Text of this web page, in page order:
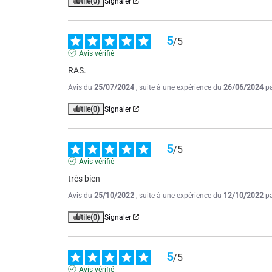
5/5
Avis vérifié
RAS.
Avis du 25/07/2024 , suite à une expérience du 26/06/2024
Utile(0) Signaler
5/5
Avis vérifié
très bien
Avis du 25/10/2022 , suite à une expérience du 12/10/2022
Utile(0) Signaler
5/5
Avis vérifié